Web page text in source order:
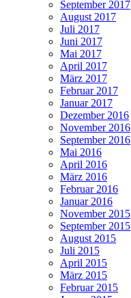
September 2017
August 2017
Juli 2017
Juni 2017
Mai 2017
April 2017
März 2017
Februar 2017
Januar 2017
Dezember 2016
November 2016
September 2016
Mai 2016
April 2016
März 2016
Februar 2016
Januar 2016
November 2015
September 2015
August 2015
Juli 2015
April 2015
März 2015
Februar 2015